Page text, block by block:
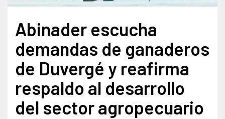
Abinader escucha
demandas de ganaderos
de Duvergé y reafirma
respaldo al desarrollo
del sector agropecuario